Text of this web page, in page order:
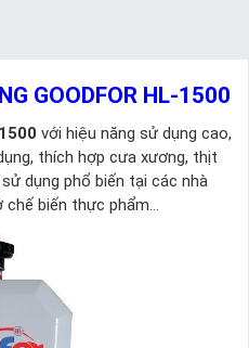
GOODFOR HL-1500
với hiệu năng sử dụng cao,
thích hợp cưa xương, thịt
dụng phổ biến tại các nhà
chế biến thực phẩm…